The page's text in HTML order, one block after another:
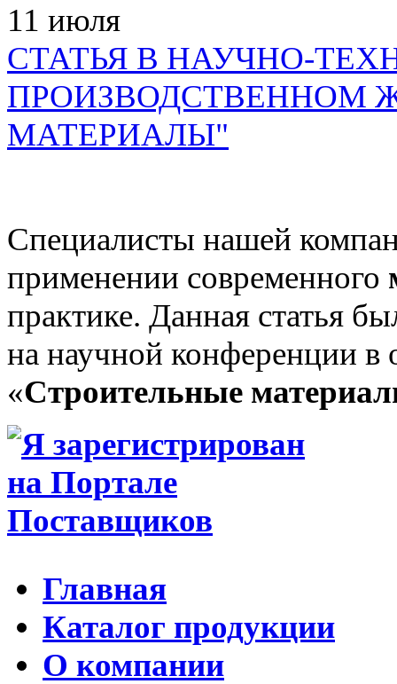
11 июля
СТАТЬЯ В НАУЧНО-
ПРОИЗВОДСТВЕННОМ
МАТЕРИАЛЫ"
Специалисты нашей
применении современного
практике. Данная статья
на научной конференции в
«Строительные
Главная
Каталог продукции
О компании